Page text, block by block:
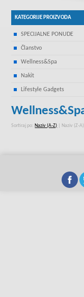
KATEGORIJE PROIZVODA
SPECIJALNE PONUDE
Članstvo
Wellness&Spa
Nakit
Lifestyle Gadgets
Sortiraj po: Naziv (A-Z) Naziv (Z-A)